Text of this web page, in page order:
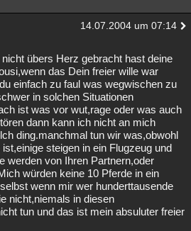
14.07.2004 um 07:14
übers Herz gebracht hast deine
das Dein freier wille war
einfach zu faul was wegwischen zu
in solchen Situationen
ist was vor wut,rage oder was auch
dann kann ich nicht an mich
ding.manchmal tun wir was,obwohl
steigen in ein Flugzeug und
werden von Ihren Partnern,oder
würden keine 10 Pferde in ein
wenn mir wer hunderttausende
nicht,niemals in diesen
tun und das ist mein absuluter freier